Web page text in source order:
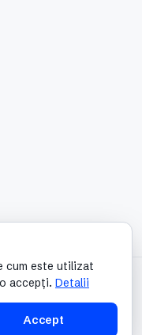
cum este utilizat
accepți. Detalii
Accept